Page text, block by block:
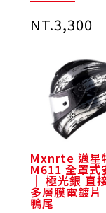
NT.3,300
Mxnrte 邁星
M611 全罩式
｜ 極光銀 直接升級
多層膜電鍍片
鴨尾